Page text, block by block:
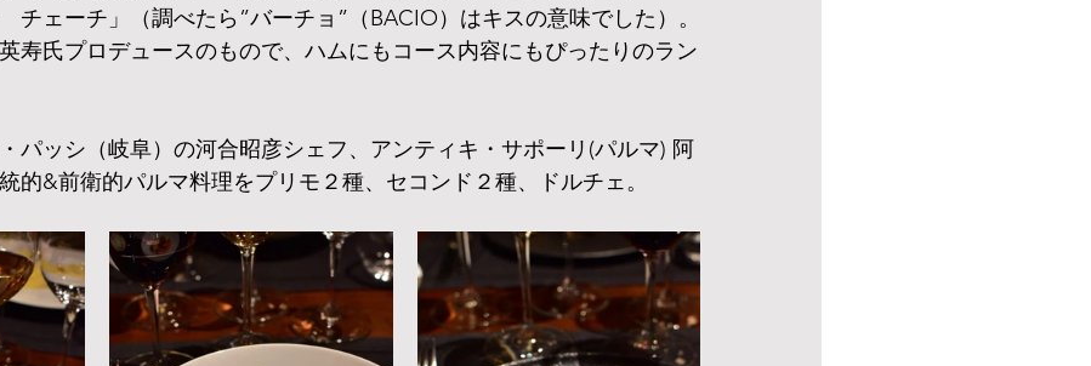
チェーチ」（調べたら”バーチョ”（BACIO）はキスの意味でした）。
寿氏プロデュースのもので、ハムにもコース内容にもぴったりのラン
パッシ（岐阜）の河合昭彦シェフ、アンティキ・サポーリ(パルマ) 阿
的&前衛的パルマ料理をプリモ２種、セコンド２種、ドルチェ。